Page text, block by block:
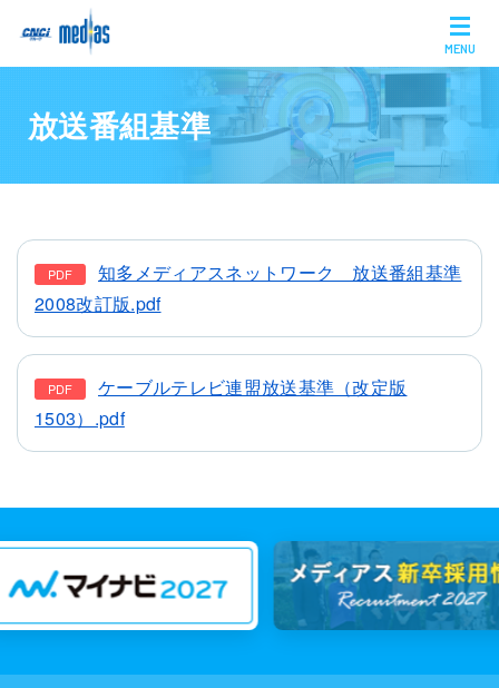
MENU
放送番組基準
知多メディアスネットワーク 放送番組基準
2008改訂版.pdf
ケーブルテレビ連盟放送基準（改定版
1503）.pdf